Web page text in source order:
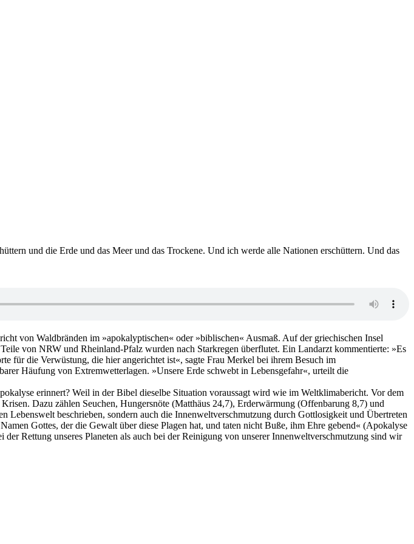
und die Erde und das Meer und das Trockene. Und ich werde alle Nationen erschüttern. Und das
von Waldbränden im »apokalyptischen« oder »biblischen« Ausmaß. Auf der griechischen Insel
von NRW und Rheinland-Pfalz wurden nach Starkregen überflutet. Ein Landarzt kommentierte: »Es
für die Verwüstung, die hier angerichtet ist«, sagte Frau Merkel bei ihrem Besuch im
Häufung von Extremwetterlagen. »Unsere Erde schwebt in Lebensgefahr«, urteilt die
erinnert? Weil in der Bibel dieselbe Situation voraussagt wird wie im Weltklimabericht. Vor dem
Dazu zählen Seuchen, Hungersnöte (Matthäus 24,7), Erderwärmung (Offenbarung 8,7) und
beschrieben, sondern auch die Innenweltverschmutzung durch Gottlosigkeit und Übertreten
Gottes, der die Gewalt über diese Plagen hat, und taten nicht Buße, ihm Ehre gebend« (Apokalyse
Rettung unseres Planeten als auch bei der Reinigung von unserer Innenweltverschmutzung sind wir